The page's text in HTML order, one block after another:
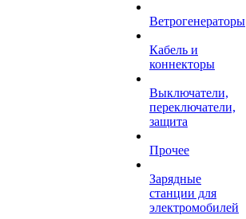
Ветрогенераторы
Кабель и
коннекторы
Выключатели,
переключатели,
защита
Прочее
Зарядные
станции для
электромобилей